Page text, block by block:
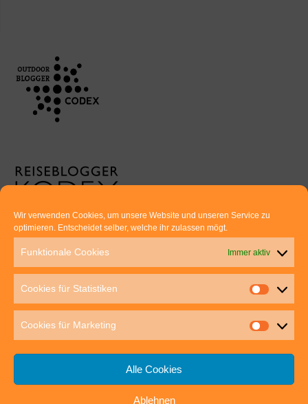
Wir verwenden Cookies, um unsere Website und unseren Service zu
optimieren. Entscheidet selber, welche ihr zulassen mögt.
Funktionale Cookies Immer aktiv
Cookies für Statistiken
Cookies für Marketing
Alle Cookies
Ablehnen
Euer direkter Draht zu uns:
Thomas Rathay und Silke Rommel
70563 Stuttgart
post@outdoor-hochgenuss.de